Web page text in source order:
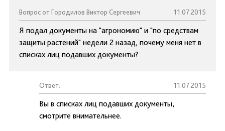
Вопрос от Городилов Виктор Сергеевич 11.07.2015
Я подал документы на "агрономию" и "по средствам
защиты растений" недели 2 назад, почему меня нет в
списках лиц подавших документы?
Ответ: 11.07.2015
Вы в списках лиц подавших документы,
смотрите внимательнее.